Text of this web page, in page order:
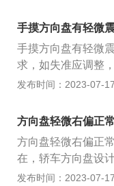
之前行驶时轮毂遭
轮在行驶中产生抖
在事故后修复状态
方向盘抖动情况。
手摸方向盘有轻微
手摸方向盘有轻微
求，如失准应调整
大，如变形应更换
驶员作用到转向盘
轮之间引入的齿轮
发布时间：2023-07-
方向盘轻微右偏正
方向盘轻微右偏正
在，轿车方向盘设
如跑偏严重，首先
发布时间：2023-07-